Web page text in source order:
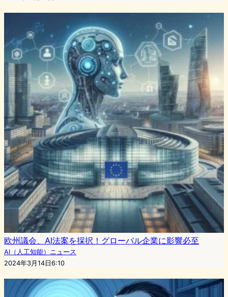
欧州議会、AI法案を採択！グローバル企業に影響必至
AI（人工知能）ニュース
2024年3月14日6:10